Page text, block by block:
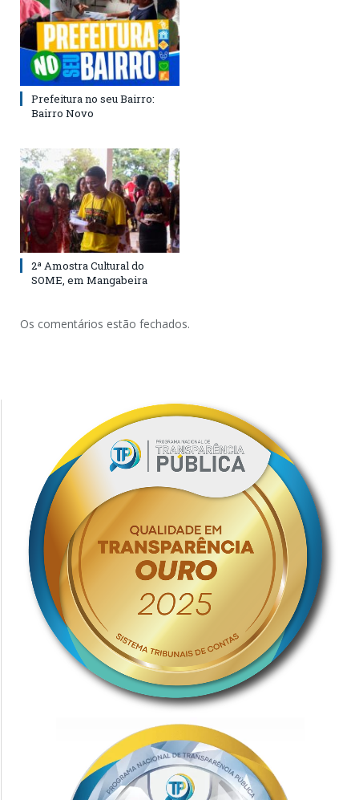
Prefeitura no seu Bairro:
Bairro Novo
2ª Amostra Cultural do
SOME, em Mangabeira
Os comentários estão fechados.